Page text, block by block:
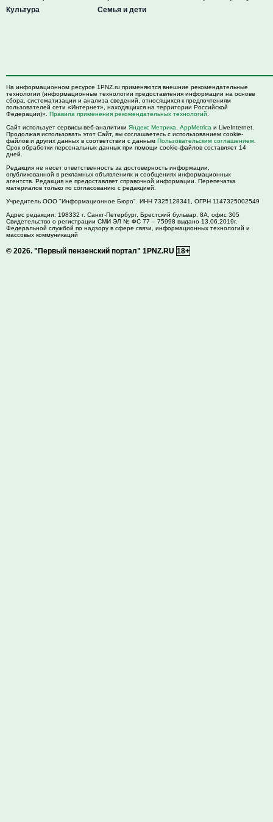
Культура
Семья и дети
На информационном ресурсе 1PNZ.ru применяются внешние рекомендательные
технологии (информационные технологии предоставления информации на основе
сбора, систематизации и анализа сведений, относящихся к предпочтениям
пользователей сети «Интернет», находящихся на территории Российской
Федерации)». Правила применения рекомендательных технологий
Сайт использует сервисы веб-аналитики Яндекс Метрика AppMetrica и LiveInternet.
Продолжая использовать этот Сайт, вы соглашаетесь с использованием cookie-
файлов и других данных в соответствии с данным Пользовательским соглашением
Срок обработки персональных данных при помощи cookie-файлов составляет 14
дней.
Редакция не несет ответственность за достоверность информации,
опубликованной в рекламных объявлениях и сообщениях информационных
агентств. Редакция не предоставляет справочной информации. Перепечатка
материалов только по согласованию с редакцией.
Учредитель ООО "Информационное Бюро". ИНН 7325128341, ОГРН 1147325002549
Адрес редакции: 198332 г. Санкт-Петербург, Брестский бульвар, 8А, офис 305
Свидетельство о регистрации СМИ ЭЛ № ФС 77 – 75998 выдано 13.06.2019г.
Федеральной службой по надзору в сфере связи, информационных технологий и
массовых коммуникаций
© 2026. "Первый пензенский портал" 1PNZ.RU 18+